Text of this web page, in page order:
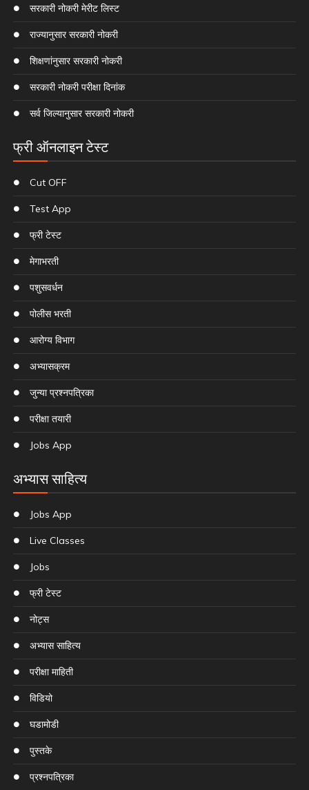
सरकारी नोकरी मेरीट लिस्ट
राज्यानुसार सरकारी नोकरी
शिक्षणांनुसार सरकारी नोकरी
सरकारी नोकरी परीक्षा दिनांक
सर्व जिल्यानुसार सरकारी नोकरी
फ्री ऑनलाइन टेस्ट
Cut OFF
Test App
फ्री टेस्ट
मेगाभरती
पशुसवर्धन
पोलीस भरती
आरोग्य विभाग
अभ्यासक्रम
जुन्या प्रश्नपत्रिका
परीक्षा तयारी
Jobs App
अभ्यास साहित्य
Jobs App
Live Classes
Jobs
फ्री टेस्ट
नोट्स
अभ्यास साहित्य
परीक्षा माहिती
विडियो
घडामोडी
पुस्तके
प्रश्नपत्रिका